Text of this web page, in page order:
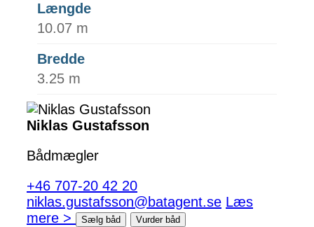
Længde
10.07 m
Bredde
3.25 m
Niklas Gustafsson
Bådmægler
+46 707-20 42 20
niklas.gustafsson@batagent.se Læs
mere >
Sælg båd Vurder båd